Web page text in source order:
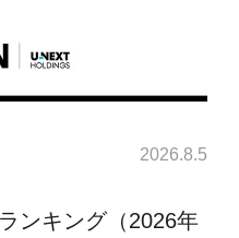
2026.8.5
ンキング（2026年